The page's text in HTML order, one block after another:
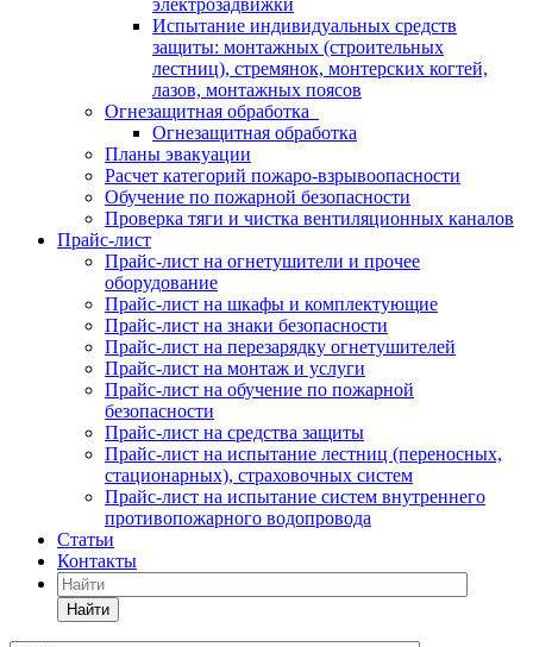
электрозадвижки
Испытание индивидуальных средств
защиты: монтажных (строительных
лестниц), стремянок, монтерских когтей,
лазов, монтажных поясов
Огнезащитная обработка
Огнезащитная обработка
Планы эвакуации
Расчет категорий пожаро-взрывоопасности
Обучение по пожарной безопасности
Проверка тяги и чистка вентиляционных каналов
Прайс-лист
Прайс-лист на огнетушители и прочее
оборудование
Прайс-лист на шкафы и комплектующие
Прайс-лист на знаки безопасности
Прайс-лист на перезарядку огнетушителей
Прайс-лист на монтаж и услуги
Прайс-лист на обучение по пожарной
безопасности
Прайс-лист на средства защиты
Прайс-лист на испытание лестниц (переносных,
стационарных), страховочных систем
Прайс-лист на испытание систем внутреннего
противопожарного водопровода
Статьи
Контакты
Найти